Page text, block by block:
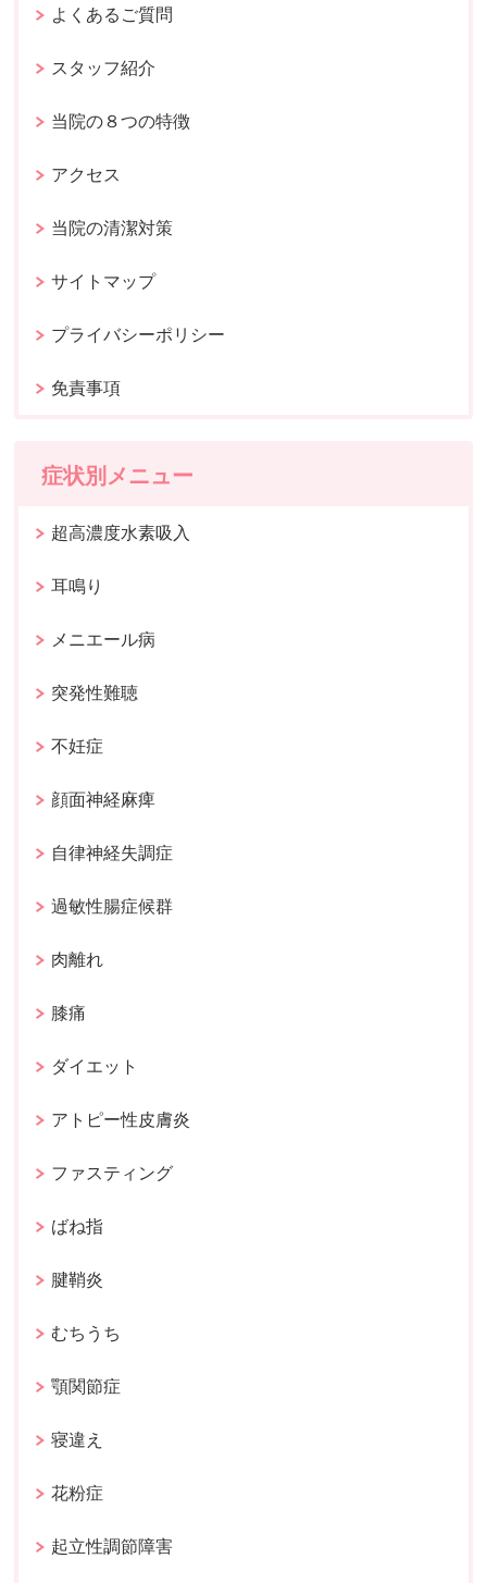
よくあるご質問
スタッフ紹介
当院の８つの特徴
アクセス
当院の清潔対策
サイトマップ
プライバシーポリシー
免責事項
症状別メニュー
超高濃度水素吸入
耳鳴り
メニエール病
突発性難聴
不妊症
顔面神経麻痺
自律神経失調症
過敏性腸症候群
肉離れ
膝痛
ダイエット
アトピー性皮膚炎
ファスティング
ばね指
腱鞘炎
むちうち
顎関節症
寝違え
花粉症
起立性調節障害